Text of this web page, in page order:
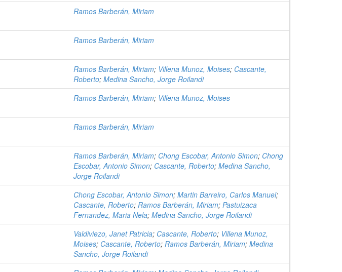
Ramos Barberán, Miriam
Ramos Barberán, Miriam
Ramos Barberán, Miriam; Villena Munoz, Moises; Cascante,
Roberto; Medina Sancho, Jorge Roilandi
Ramos Barberán, Miriam; Villena Munoz, Moises
Ramos Barberán, Miriam
Ramos Barberán, Miriam; Chong Escobar, Antonio Simon; Chong
Escobar, Antonio Simon; Cascante, Roberto; Medina Sancho,
Jorge Roilandi
Chong Escobar, Antonio Simon; Martin Barreiro, Carlos Manuel;
Cascante, Roberto; Ramos Barberán, Miriam; Pastuizaca
Fernandez, Maria Nela; Medina Sancho, Jorge Roilandi
Valdiviezo, Janet Patricia; Cascante, Roberto; Villena Munoz,
Moises; Cascante, Roberto; Ramos Barberán, Miriam; Medina
Sancho, Jorge Roilandi